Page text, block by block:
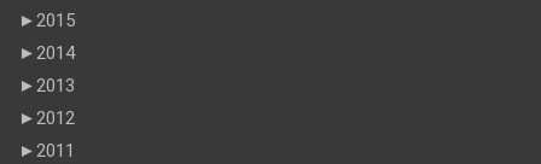
►2015
►2014
►2013
►2012
►2011